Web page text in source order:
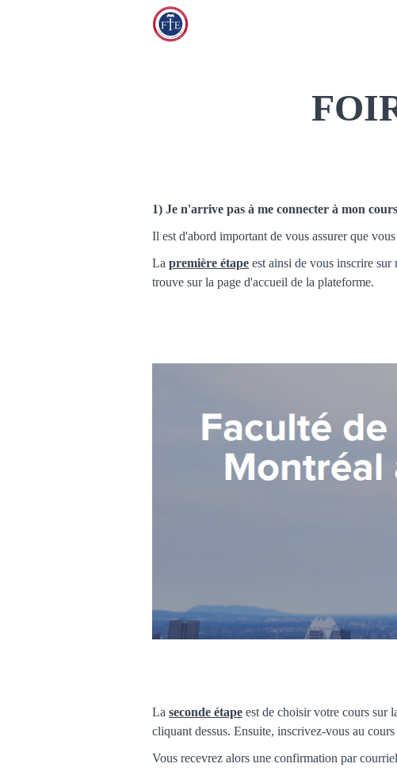
1) Je n'arrive pas à me connecter à mon
Il est d'abord important de vous assurer que
La première étape est ainsi de vous inscrire sur
trouve sur la page d'accueil de la plateforme.
La seconde étape est de choisir votre cours sur
cliquant dessus. Ensuite, inscrivez-vous au
Vous recevrez alors une confirmation par